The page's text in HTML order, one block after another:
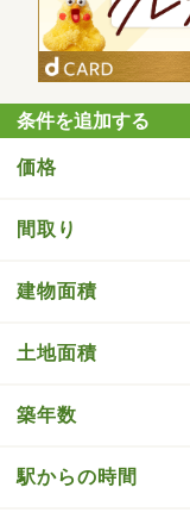
条件を追加する
価格
間取り
建物面積
土地面積
築年数
駅からの時間